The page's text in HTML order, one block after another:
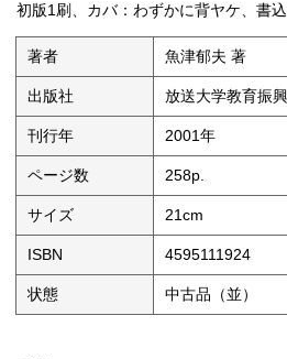
初版1刷、カバ：わずかに背ヤケ、書
著者 魚津郁夫 著
出版社 放送大学教育振
刊行年 2001年
ページ数 258p.
サイズ 21cm
ISBN 4595111924
状態 中古品（並）